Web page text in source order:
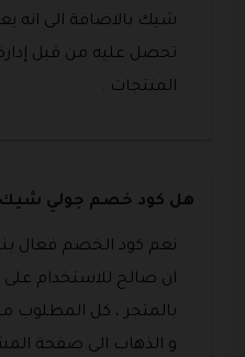
شيك بالاضافة الى انه
تحصل عليه من قبل
المنتجات .
هل كود خصم جولي شيك
ان صالح للاستخدام على
بالمتجر ، كل المطلوب
و الذهاب الى صفحة